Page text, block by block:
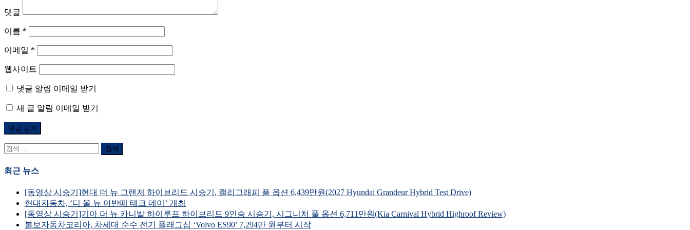
댓글
이름 *
이메일 *
웹사이트
댓글 알림 이메일 받기
새 글 알림 이메일 받기
검
어:
최근 뉴스
[동영상 시승기]현대 더 뉴 그랜저 하이브리드 시승기, 캘리그래피 풀 옵션 6,439만원(2027 Hyundai Grandeur Hybrid Test Drive)
현대자동차, ‘디 올 뉴 아반떼 테크 데이’ 개최
[동영상 시승기]기아 더 뉴 카니발 하이루프 하이브리드 9인승 시승기, 시그니처 풀 옵션 6,711만원(Kia Carnival Hybrid Highroof Review)
볼보자동차코리아, 차세대 순수 전기 플래그십 ‘Volvo ES90’ 7,294만 원부터 시작